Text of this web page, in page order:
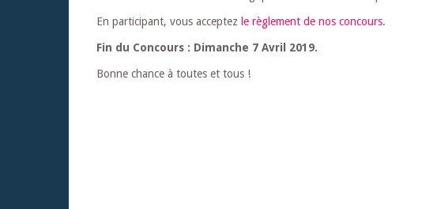
En participant, vous acceptez le règlement de nos concours.
Fin du Concours : Dimanche 7 Avril 2019.
Bonne chance à toutes et tous !